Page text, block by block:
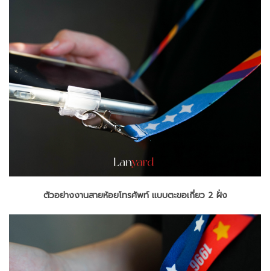
ตัวอย่างงานสายห้อยโทรศัพท์ แบบตะขอเกี่ยว 2 ฝั่ง